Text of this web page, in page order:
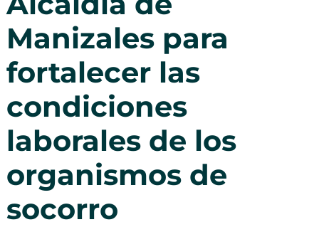
Manizales para
fortalecer las
condiciones
laborales de los
organismos de
socorro